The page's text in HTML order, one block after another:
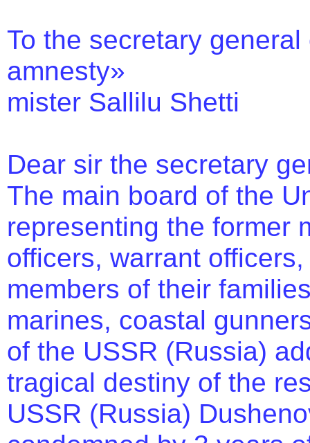
To the secretary
amnesty»
mister Sallilu Shetti
Dear sir the secretary
The main board of the
representing the former
officers, warrant
members of their
marines, coastal
of the USSR (Russia)
tragical destiny of the
USSR (Russia)